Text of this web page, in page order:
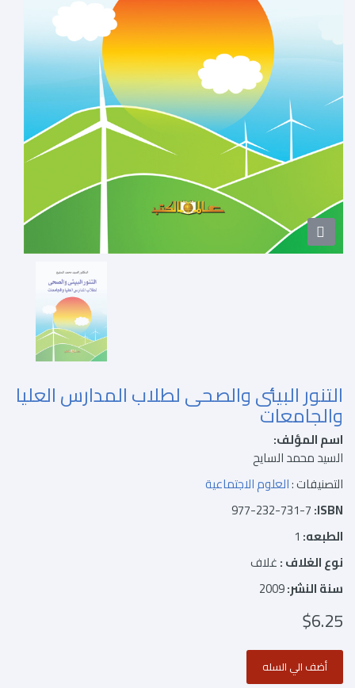
التنور البيئى والصحى لطلاب المدارس العليا
والجامعات
اسم المؤلف:
السيد محمد السايح
التصنيفات :العلوم الاجتماعية
ISBN:
977-232-731-7
الطبعه: 1
نوع الغلاف :غلاف
سنة النشر:2009
$6.25